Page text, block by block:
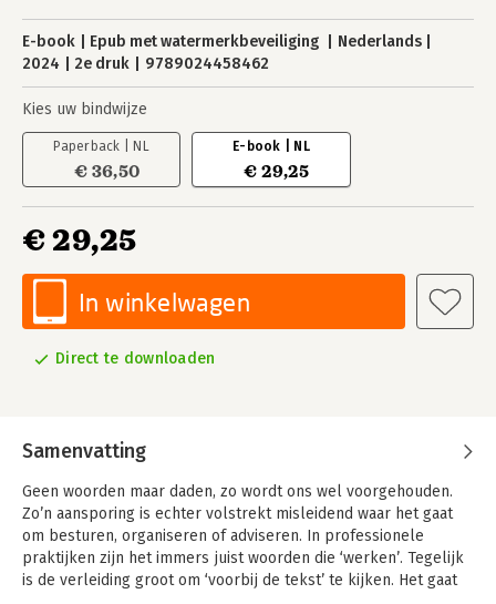
E-book Epub met watermerkbeveiliging
Nederlands
2024
2e druk 9789024458462
Kies uw bindwijze
Paperback | NL
€ 36,50
E-book | NL
€ 29,25
€ 29,25
In winkelwagen
Direct te downloaden
Samenvatting
Geen woorden maar daden, zo wordt ons wel voorgehouden.
Zo’n aansporing is echter volstrekt misleidend waar het gaat
om besturen, organiseren of adviseren. In professionele
praktijken zijn het immers juist woorden die ‘werken’. Tegelijk
is de verleiding groot om ‘voorbij de tekst’ te kijken. Het gaat